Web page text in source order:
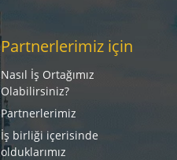
Partnerlerimiz için
Nasıl İş Ortağımız
Olabilirsiniz?
Partnerlerimiz
İş birliği içerisinde
olduklarımız